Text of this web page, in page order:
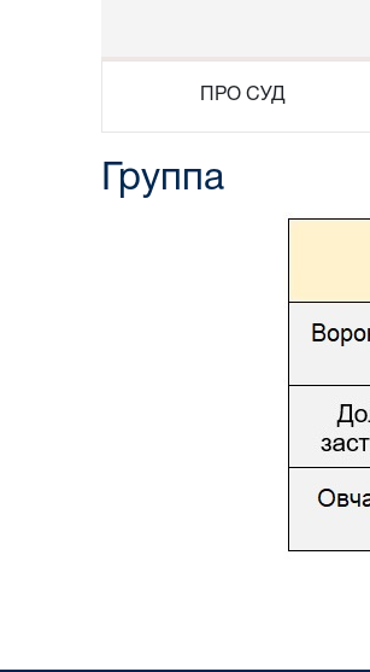
ПРО СУД
Группа